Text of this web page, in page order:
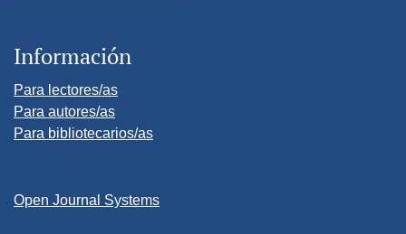
Información
Para lectores/as
Para autores/as
Para bibliotecarios/as
Open Journal Systems